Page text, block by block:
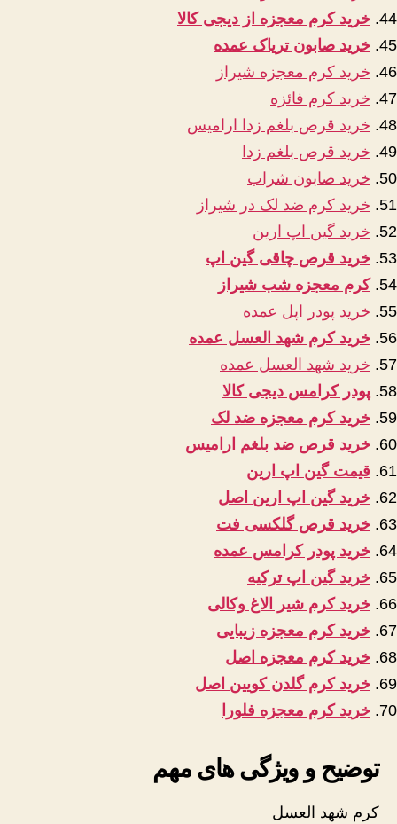
خرید کرم معجزه از دیجی کالا
خرید صابون تریاک عمده
خرید کرم معجزه شیراز
خرید کرم فائزه
خرید قرص بلغم زدا ارامیس
خرید قرص بلغم زدا
خرید صابون شراب
خرید کرم ضد لک در شیراز
خرید گین اپ ارین
خرید قرص چاقی گین اپ
کرم معجزه شب شیراز
خرید پودر اپل عمده
خرید کرم شهد العسل عمده
خرید شهد العسل عمده
پودر کرامس دیجی کالا
خرید کرم معجزه ضد لک
خرید قرص ضد بلغم ارامیس
قیمت گین اپ ارین
خرید گین اپ ارین اصل
خرید قرص گلکسی فت
خرید پودر کرامس عمده
خرید گین اپ ترکیه
خرید کرم شیر الاغ وکالی
خرید کرم معجزه زیبایی
خرید کرم معجزه اصل
خرید کرم گلدن کویین اصل
خرید کرم معجزه فلورا
توضیح و ویژگی های مهم
کرم شهد العسل